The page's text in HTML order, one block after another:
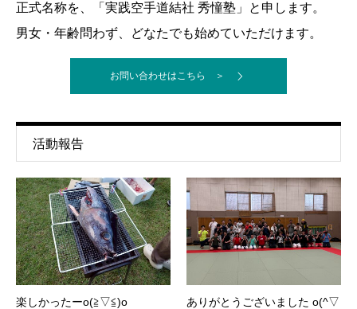
正式名称を、「実践空手道結社 秀憧塾」と申します。
男女・年齢問わず、どなたでも始めていただけます。
お問い合わせはこちら ＞
活動報告
楽しかったーo(≧▽≦)o
ありがとうございました o(^▽